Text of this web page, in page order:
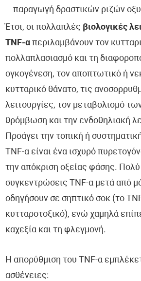
παραγωγή δραστικών ριζών
Έτσι, οι πολλαπλές βιολογικές
TNF-α περιλαμβάνουν τον
πολλαπλασιασμό και τη
ογκογένεση, τον αποπτωτικό ή
κυτταρικό θάνατο, τις
λειτουργίες, τον μεταβολισμό
θρόμβωση και την ενδοθηλιακή
Προάγει την τοπική ή
TNF-α είναι ένα ισχυρό
την απόκριση οξείας φάσης.
συγκεντρώσεις TNF-α μετά από
οδηγήσουν σε σηπτικό σοκ (το
κυτταροτοξικό), ενώ χαμηλά
καχεξία και τη φλεγμονή.
Η απορύθμιση του TNF-α
ασθένειες: